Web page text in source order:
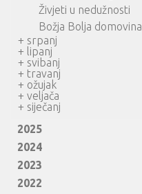
Živjeti u nedužnosti
Božja Bolja domovina
+ srpanj
+ lipanj
+ svibanj
+ travanj
+ ožujak
+ veljača
+ siječanj
2025
2024
2023
2022